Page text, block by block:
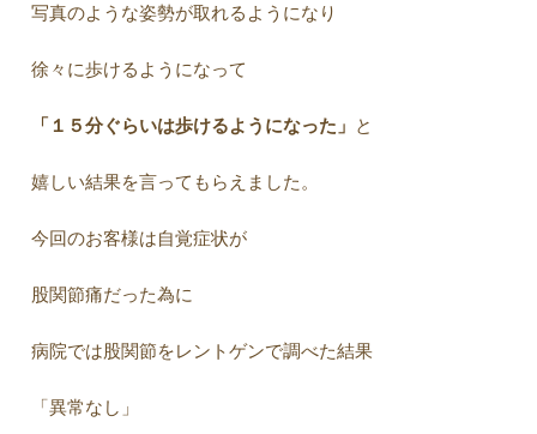
写真のような姿勢が取れるようになり
徐々に歩けるようになって
「１５分ぐらいは歩けるようになった」 と
嬉しい結果を言ってもらえました。
今回のお客様は自覚症状が
股関節痛だった為に
病院では股関節をレントゲンで調べた結果
「異常なし」